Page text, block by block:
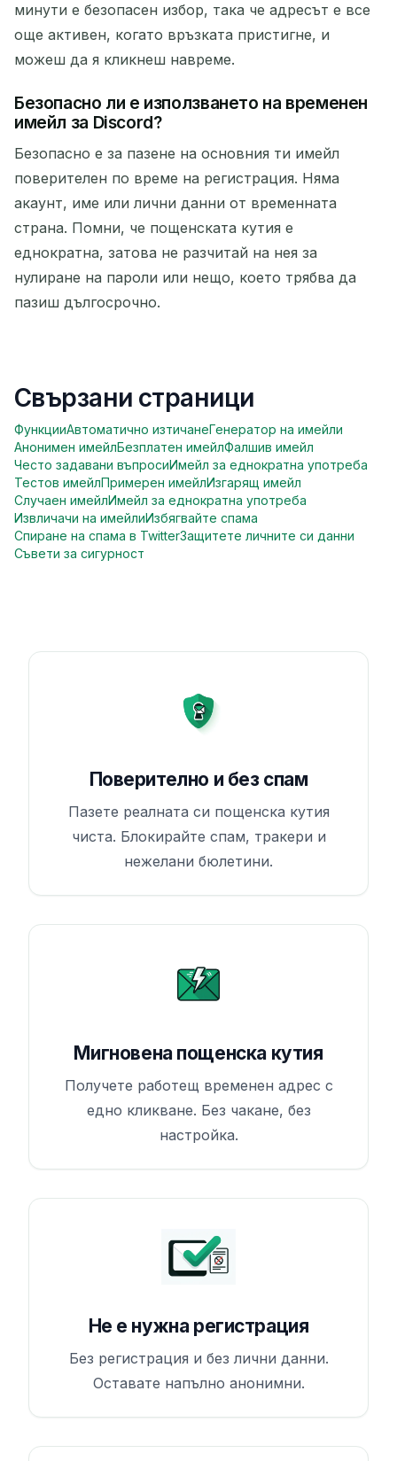
минути е безопасен избор, така че адресът е все
още активен, когато връзката пристигне, и
можеш да я кликнеш навреме.
Безопасно ли е използването на временен
имейл за Discord?
Безопасно е за пазене на основния ти имейл
поверителен по време на регистрация. Няма
акаунт, име или лични данни от временната
страна. Помни, че пощенската кутия е
еднократна, затова не разчитай на нея за
нулиране на пароли или нещо, което трябва да
пазиш дългосрочно.
Свързани страници
ФункцииАвтоматично изтичанеГенератор на имейли
Анонимен имейлБезплатен имейлФалшив имейл
Често задавани въпросиИмейл за еднократна употреба
Тестов имейлПримерен имейлИзгарящ имейл
Случаен имейлИмейл за еднократна употреба
Извличачи на имейлиИзбягвайте спама
Спиране на спама в TwitterЗащитете личните си данни
Съвети за сигурност
Поверително и без спам
Пазете реалната си пощенска кутия
чиста. Блокирайте спам, тракери и
нежелани бюлетини.
Мигновена пощенска кутия
Получете работещ временен адрес с
едно кликване. Без чакане, без
настройка.
Не е нужна регистрация
Без регистрация и без лични данни.
Оставате напълно анонимни.